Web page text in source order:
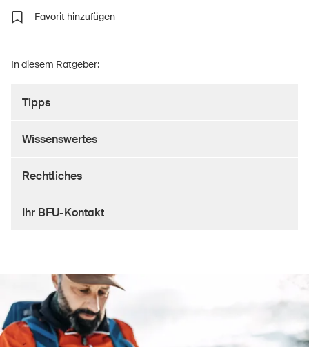
Über die BFU
Sinus Plus
Kurse & Veranstaltungen
Sichere Produkte
Favorit hinzufügen
In diesem Ratgeber:
Tipps
Wissenswertes
Rechtliches
Ihr BFU-Kontakt